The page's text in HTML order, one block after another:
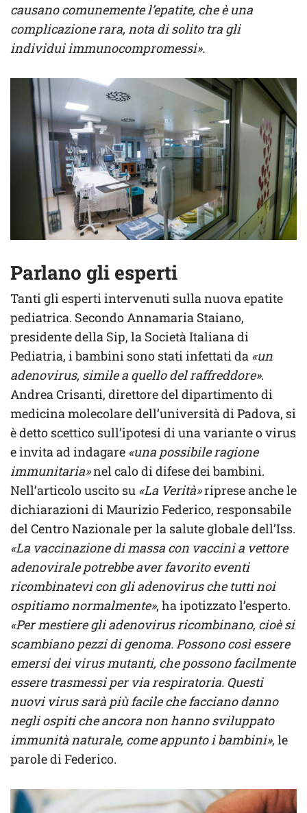
causano comunemente l’epatite, che è una
complicazione rara, nota di solito tra gli
individui immunocompromessi».
Parlano gli esperti
Tanti gli esperti intervenuti sulla nuova epatite
pediatrica. Secondo Annamaria Staiano,
presidente della Sip, la Società Italiana di
Pediatria, i bambini sono stati infettati da «un
adenovirus, simile a quello del raffreddore».
Andrea Crisanti, direttore del dipartimento di
medicina molecolare dell’università di Padova, si
è detto scettico sull’ipotesi di una variante o virus
e invita ad indagare «una possibile ragione
immunitaria»nel calo di difese dei bambini.
Nell’articolo uscito su «La Verità»riprese anche le
dichiarazioni di Maurizio Federico, responsabile
del Centro Nazionale per la salute globale dell’Iss.
«La vaccinazione di massa con vaccini a vettore
adenovirale potrebbe aver favorito eventi
ricombinatevi con gli adenovirus che tutti noi
ospitiamo normalmente», ha ipotizzato l’esperto.
«Per mestiere gli adenovirus ricombinano, cioè si
scambiano pezzi di genoma. Possono così essere
emersi dei virus mutanti, che possono facilmente
essere trasmessi per via respiratoria. Questi
nuovi virus sarà più facile che facciano danno
negli ospiti che ancora non hanno sviluppato
immunità naturale, come appunto i bambini», le
parole di Federico.